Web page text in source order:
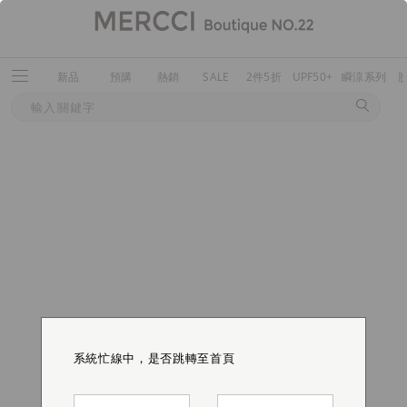
新品 預購 熱銷 SALE 2件5折 UPF50+ 瞬涼系列
系統忙線中，是否跳轉至首頁
系統忙線中，是否跳轉至首頁
系統忙線中，是否跳轉至首頁
系統忙線中，是否跳轉至首頁
系統忙線中，是否跳轉至首頁